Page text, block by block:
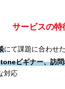
サービスの特
にて課題に合わせ
ビギナー、訪
対応